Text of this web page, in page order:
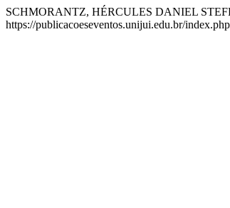
SCHMORANTZ, HÉRCULES DANIEL
https://publicacoeseventos.unijui.edu.br/